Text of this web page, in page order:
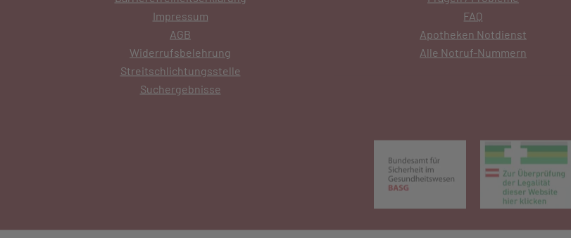
Impressum
AGB
Widerrufsbelehrung
Streitschlichtungsstelle
Suchergebnisse
FAQ
Apotheken Notdienst
Alle Notruf-Nummern
(öffnet in neuem Tab)